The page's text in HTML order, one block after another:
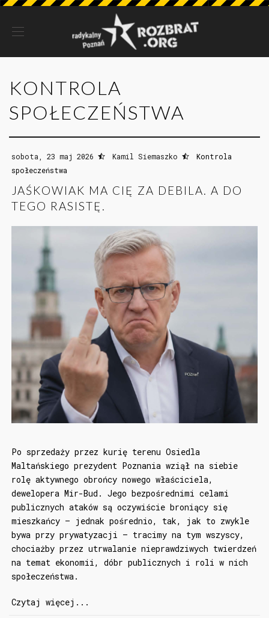
KONTROLA
SPOŁECZEŃSTWA
sobota, 23 maj 2026 Kamil Siemaszko
Kontrola
społeczeństwa
JAŚKOWIAK MA CIĘ ZA DEBILA. A DO
TEGO RASISTĘ.
Po sprzedaży przez kurię terenu Osiedla
Maltańskiego prezydent Poznania wziął na siebie
rolę aktywnego obrońcy nowego właściciela,
dewelopera Mir-Bud. Jego bezpośrednimi celami
publicznych ataków są oczywiście broniący się
mieszkańcy – jednak pośrednio, tak, jak to zwykle
bywa przy prywatyzacji – tracimy na tym wszyscy,
chociażby przez utrwalanie nieprawdziwych twierdzeń
na temat ekonomii, dóbr publicznych i roli w nich
społeczeństwa.
Czytaj więcej...